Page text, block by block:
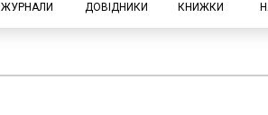
ЖУРНАЛИ ДОВІДНИКИ КНИЖКИ